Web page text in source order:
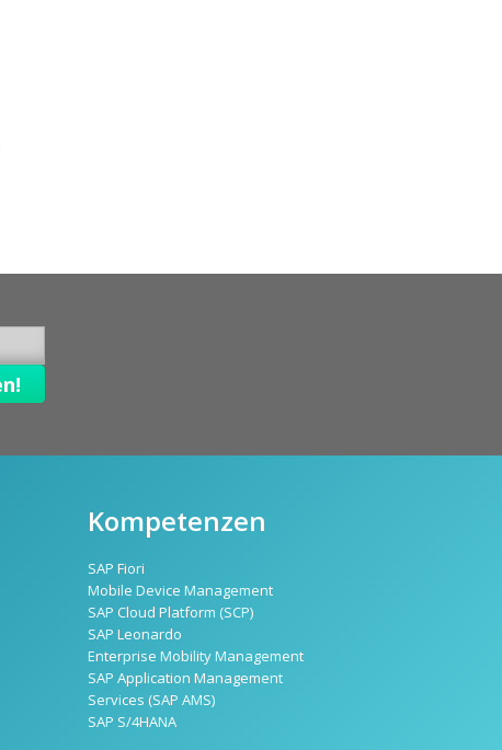
Kompetenzen
SAP Fiori
Mobile Device Management
SAP Cloud Platform (SCP)
SAP Leonardo
Enterprise Mobility Management
SAP Application Management
Services (SAP AMS)
SAP S/4HANA